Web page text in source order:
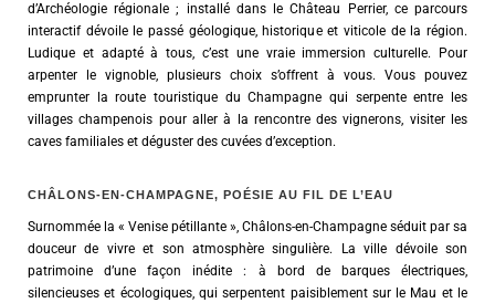
d’Archéologie régionale ; installé dans le Château Perrier, ce parcours
interactif dévoile le passé géologique, historique et viticole de la région.
Ludique et adapté à tous, c’est une vraie immersion culturelle. Pour
arpenter le vignoble, plusieurs choix s’offrent à vous. Vous pouvez
emprunter la route touristique du Champagne qui serpente entre les
villages champenois pour aller à la rencontre des vignerons, visiter les
caves familiales et déguster des cuvées d’exception.
CHÂLONS-EN-CHAMPAGNE, POÉSIE AU FIL DE L’EAU
Surnommée la « Venise pétillante », Châlons-en-Champagne séduit par sa
douceur de vivre et son atmosphère singulière. La ville dévoile son
patrimoine d’une façon inédite : à bord de barques électriques,
silencieuses et écologiques, qui serpentent paisiblement sur le Mau et le